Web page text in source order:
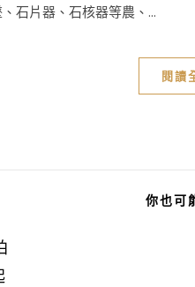
石片器、石核器等農、...
閱讀
你也可